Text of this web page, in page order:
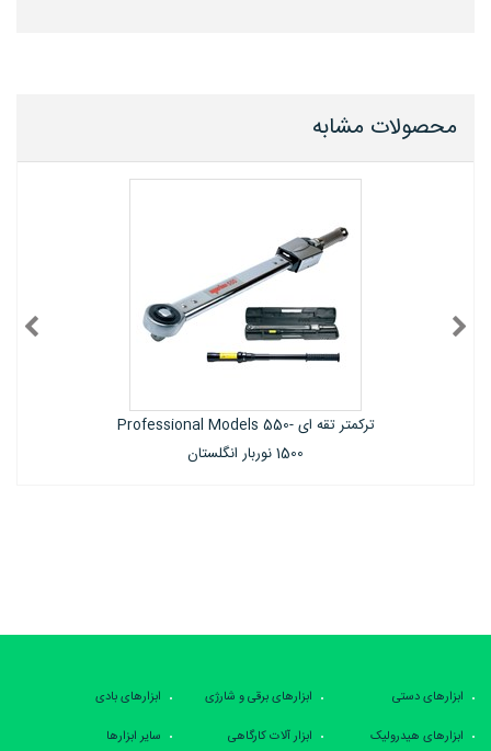
محصولات مشابه
ترکمتر کمرشکن Industrial نوربار انگلستان
ابزارهای دستی ابزارهای برقی و شارژی
ابزارهای بادی
ابزارهای هیدرولیک
ابزار آلات کارگاهی
سایر ابزارها